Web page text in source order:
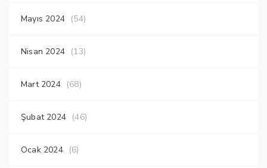
Mayıs 2024 (54)
Nisan 2024 (13)
Mart 2024 (68)
Şubat 2024 (46)
Ocak 2024 (6)